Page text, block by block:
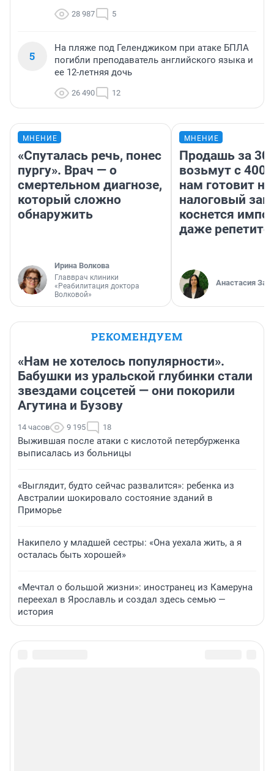
28 987 5
5
На пляже под Геленджиком при атаке БПЛА
погибли преподаватель английского языка и
ее 12-летняя дочь
26 490 12
МНЕНИЕ
«Спуталась речь, понес
пургу». Врач — о
смертельном диагнозе,
который сложно
обнаружить
Ирина Волкова
Главврач клиники
«Реабилитация доктора
Волковой»
МНЕНИЕ
Продашь за
возьмут с
нам готовит
налоговый
коснется
даже
Анастасия
РЕКОМЕНДУЕМ
«Нам не хотелось популярности».
Бабушки из уральской глубинки стали
звездами соцсетей — они покорили
Агутина и Бузову
14 часов 9 195 18
Выжившая после атаки с кислотой петербурженка
выписалась из больницы
«Выглядит, будто сейчас развалится»: ребенка из
Австралии шокировало состояние зданий в
Приморье
Накипело у младшей сестры: «Она уехала жить, а я
осталась быть хорошей»
«Мечтал о большой жизни»: иностранец из Камеруна
переехал в Ярославль и создал здесь семью —
история